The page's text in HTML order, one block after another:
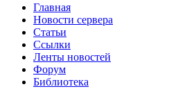
Главная
Новости сервера
Статьи
Ссылки
Ленты новостей
Форум
Библиотека